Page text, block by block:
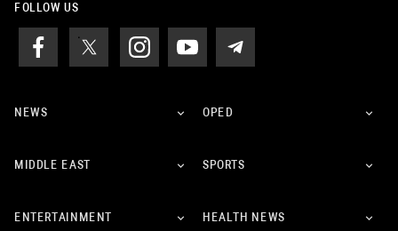
FOLLOW US
NEWS OPED
MIDDLE EAST SPORTS
ENTERTAINMENT HEALTH NEWS